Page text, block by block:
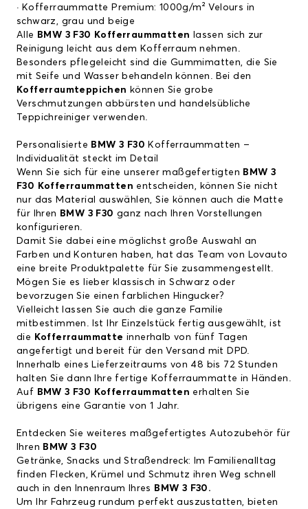
· Kofferraummatte Premium: 1000g/m² Velours in
schwarz, grau und beige
Alle BMW 3 F30 Kofferraummatten
lassen sich zur
Reinigung leicht aus dem Kofferraum nehmen.
Besonders pflegeleicht sind die Gummimatten, die Sie
mit Seife und Wasser behandeln können. Bei den
Kofferraumteppichen können Sie grobe
Verschmutzungen abbürsten und handelsübliche
Teppichreiniger verwenden.
Personalisierte BMW 3 F30 Kofferraummatten –
Individualität steckt im Detail
Wenn Sie sich für eine unserer maßgefertigten BMW 3
F30 Kofferraummatten entscheiden, können Sie nicht
nur das Material auswählen, Sie können auch die Matte
für Ihren BMW 3 F30 ganz nach Ihren Vorstellungen
konfigurieren.
Damit Sie dabei eine möglichst große Auswahl an
Farben und Konturen haben, hat das Team von Lovauto
eine breite Produktpalette für Sie zusammengestellt.
Mögen Sie es lieber klassisch in Schwarz oder
bevorzugen Sie einen farblichen Hingucker?
Vielleicht lassen Sie auch die ganze Familie
mitbestimmen. Ist Ihr Einzelstück fertig ausgewählt, ist
die Kofferraummatte innerhalb von fünf Tagen
angefertigt und bereit für den Versand mit DPD.
Innerhalb eines Lieferzeitraums von 48 bis 72 Stunden
halten Sie dann Ihre fertige Kofferraummatte in Händen.
Auf BMW 3 F30 Kofferraummatten erhalten Sie
übrigens eine Garantie von 1 Jahr.
Entdecken Sie weiteres maßgefertigtes Autozubehör für
Ihren BMW 3 F30
Getränke, Snacks und Straßendreck: Im Familienalltag
finden Flecken, Krümel und Schmutz ihren Weg schnell
auch in den Innenraum Ihres BMW 3 F30.
Um Ihr Fahrzeug rundum perfekt auszustatten, bieten